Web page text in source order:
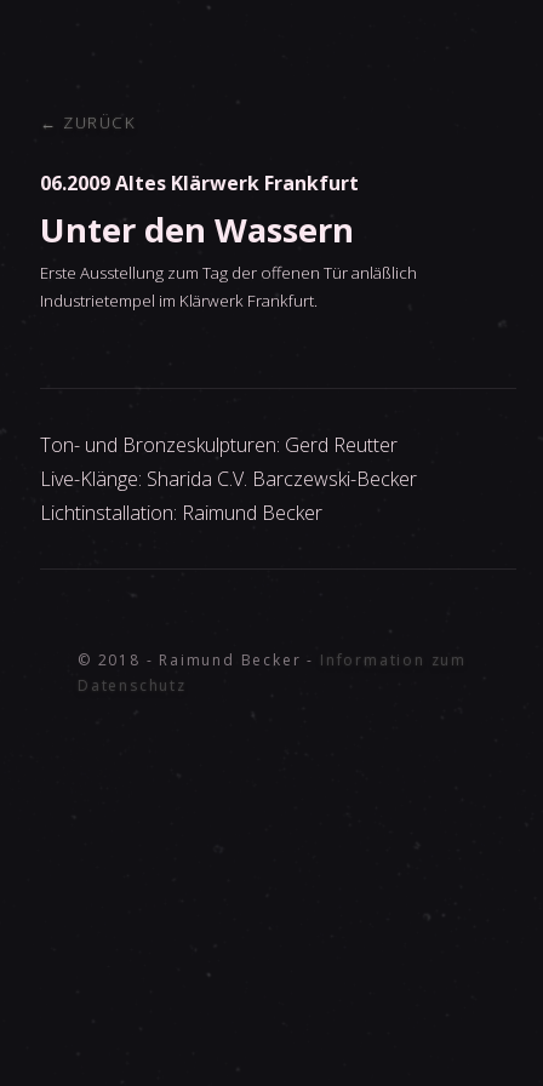
← ZURÜCK
06.2009Altes Klärwerk Frankfurt
Unter den Wassern
Erste Ausstellung zum Tag der offenen Tür anläßlich
Industrietempel im Klärwerk Frankfurt.
Ton- und Bronzeskulpturen: Gerd Reutter
Live-Klänge: Sharida C.V. Barczewski-Becker
Lichtinstallation: Raimund Becker
© 2018 - Raimund Becker - Information zum
Datenschutz